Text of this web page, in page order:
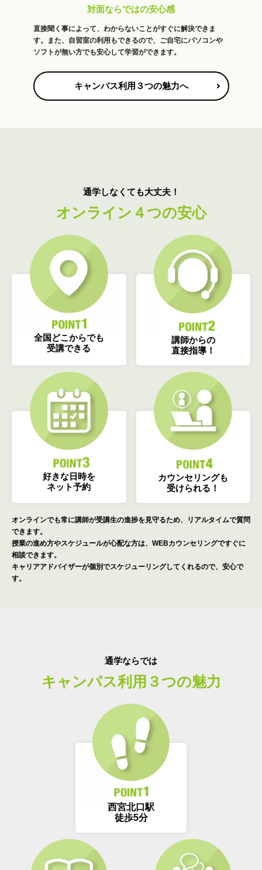
対面ならではの安心感
直接聞く事によって、わからないことがすぐに解決できま
す。また、自習室の利用もできるので、ご自宅にパソコンや
ソフトが無い方でも安心して学習ができます。
キャンパス利用３つの魅力へ
通学しなくても大丈夫！
オンライン４つの安心
全国どこからでも
受講できる
講師からの
直接指導！
好きな日時を
ネット予約
カウンセリングも
受けられる！
オンラインでも常に講師が受講生の進捗を見守るため、リアルタイムで質問
できます。
授業の進め方やスケジュールが心配な方は、WEBカウンセリングですぐに
相談できます。
キャリアアドバイザーが個別でスケジューリングしてくれるので、安心で
す。
通学ならでは
キャンパス利用３つの魅力
西宮北口駅
徒歩5分